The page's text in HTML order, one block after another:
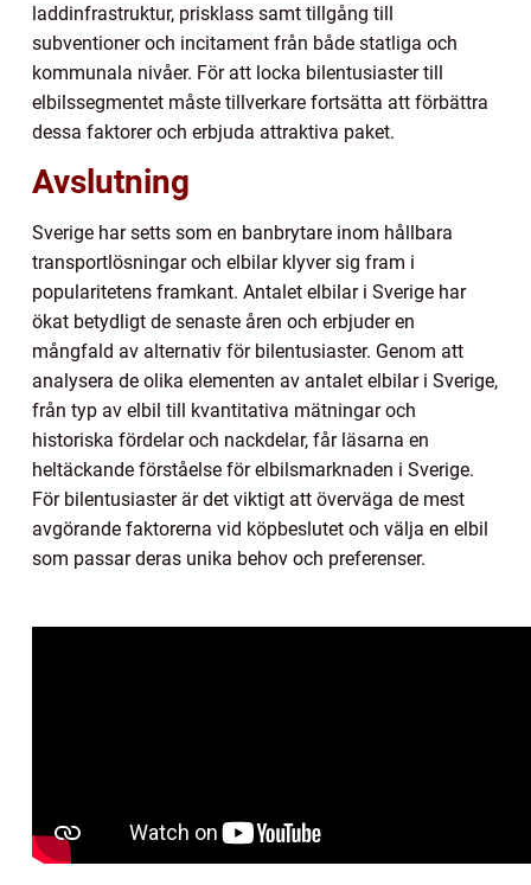
laddinfrastruktur, prisklass samt tillgång till
subventioner och incitament från både statliga och
kommunala nivåer. För att locka bilentusiaster till
elbilssegmentet måste tillverkare fortsätta att förbättra
dessa faktorer och erbjuda attraktiva paket.
Avslutning
Sverige har setts som en banbrytare inom hållbara
transportlösningar och elbilar klyver sig fram i
popularitetens framkant. Antalet elbilar i Sverige har
ökat betydligt de senaste åren och erbjuder en
mångfald av alternativ för bilentusiaster. Genom att
analysera de olika elementen av antalet elbilar i Sverige,
från typ av elbil till kvantitativa mätningar och
historiska fördelar och nackdelar, får läsarna en
heltäckande förståelse för elbilsmarknaden i Sverige.
För bilentusiaster är det viktigt att överväga de mest
avgörande faktorerna vid köpbeslutet och välja en elbil
som passar deras unika behov och preferenser.